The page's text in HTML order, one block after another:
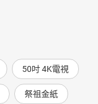
50吋 4K電視
祭祖金紙